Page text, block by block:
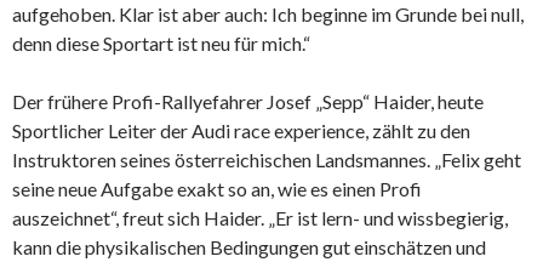
aufgehoben. Klar ist aber auch: Ich beginne im Grunde bei null,
denn diese Sportart ist neu für mich.“
Der frühere Profi-Rallyefahrer Josef „Sepp“ Haider, heute
Sportlicher Leiter der Audi race experience, zählt zu den
Instruktoren seines österreichischen Landsmannes. „Felix geht
seine neue Aufgabe exakt so an, wie es einen Profi
auszeichnet“, freut sich Haider. „Er ist lern- und wissbegierig,
kann die physikalischen Bedingungen gut einschätzen und